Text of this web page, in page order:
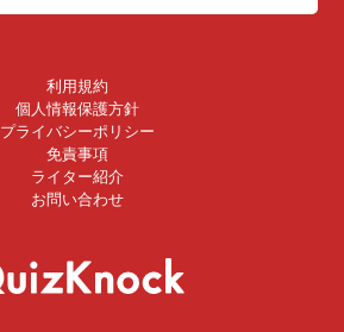
利用規約
個人情報保護方針
プライバシーポリシー
免責事項
ライター紹介
お問い合わせ